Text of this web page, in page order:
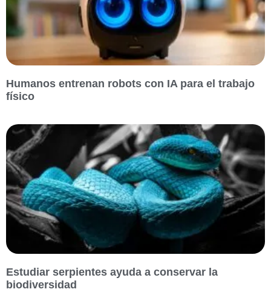
Humanos entrenan robots con IA para el trabajo
físico
Estudiar serpientes ayuda a conservar la
biodiversidad